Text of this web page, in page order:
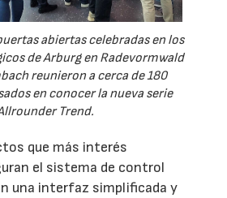
abiertas celebradas en los
de Arburg en Radevormwald
reunieron a cerca de 180
en conocer la nueva serie
Trend.
que más interés
el sistema de control
una interfaz simplificada y